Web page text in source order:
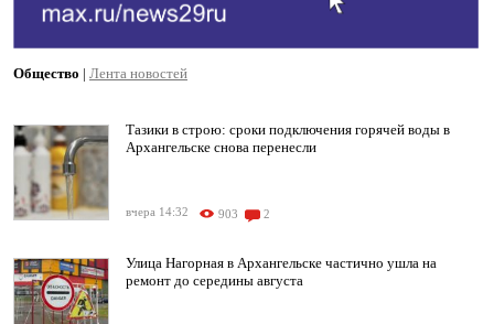
Общество | Лента новостей
Тазики в строю: сроки подключения горячей воды в
Архангельске снова перенесли
вчера 14:32 903 2
Улица Нагорная в Архангельске частично ушла на
ремонт до середины августа